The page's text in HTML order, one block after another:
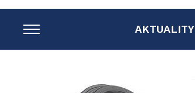
TOGGLE
SIDEBAR
NAVIGATION
AKTUALITY